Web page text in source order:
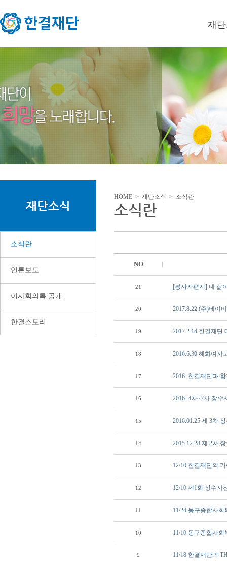
재
이사
미션/
연혁
재단소식
소식란
언론보도
이사회의록 공개
한결스토리
HOME > 재단소식 > 소식란
소식란
NO
21 [봉사자편지] 내 삶
20 2017.8.22 (주)베이
19 2017.2.14 한결재
18 2016.6.30 혜화여
17 2016. 한결재단과
16 2016. 4차~7차 장수
15 2016.01.25 제 3차
14 2015.12.28 제 2차
13 12/10 한결재단의
12 12/10 제1회 장수사
11 11/24 동구종합사
10 11/10 동구종합사
9 11/18 한결재단과